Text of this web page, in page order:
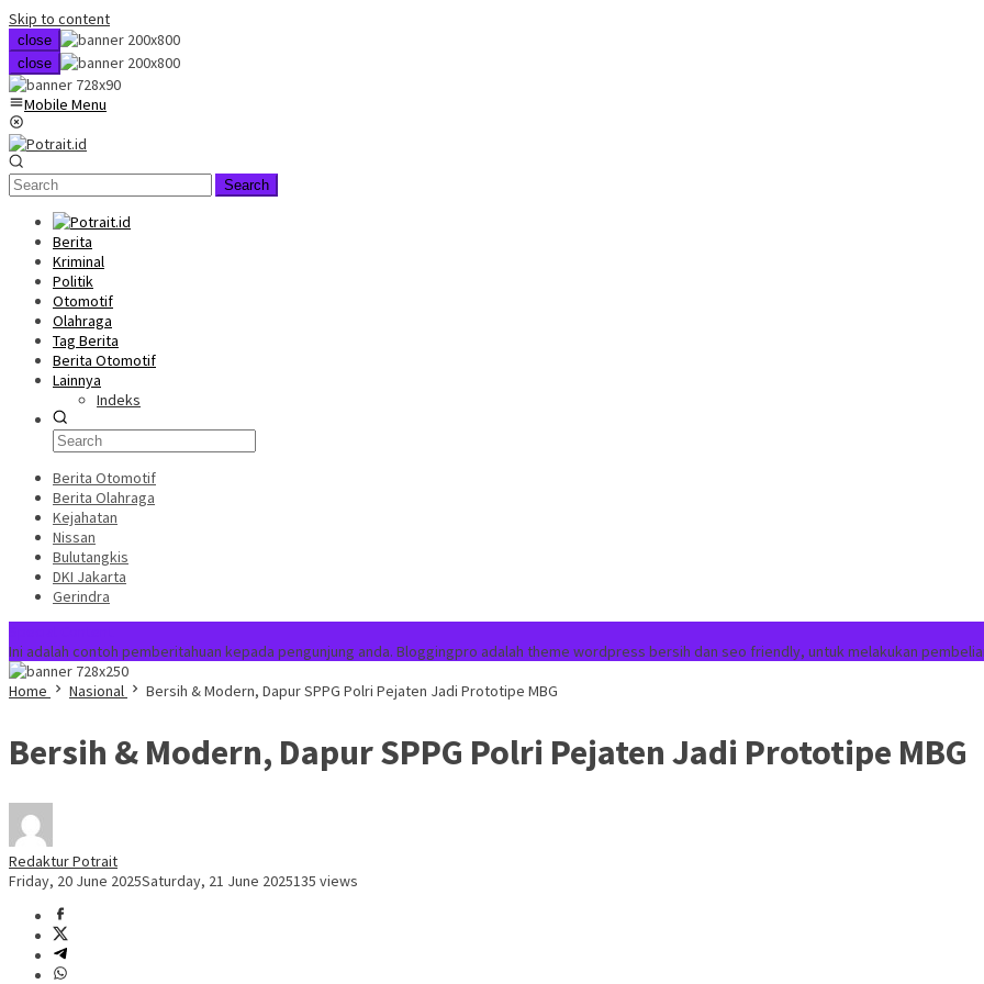
Skip to content
close
close
Mobile Menu
Search
Berita
Kriminal
Politik
Otomotif
Olahraga
Tag Berita
Berita Otomotif
Lainnya
Indeks
Berita Otomotif
Berita Olahraga
Kejahatan
Nissan
Bulutangkis
DKI Jakarta
Gerindra
Ini adalah contoh pemberitahuan kepada pengunjung anda. Bloggingpro adalah theme wordpress bersih dan seo friendly, untuk melakukan
Home
Nasional Bersih & Modern, Dapur SPPG Polri Pejaten Jadi Prototipe MBG
Bersih & Modern, Dapur SPPG Polri Pejaten Jadi Prototipe MBG
Redaktur Potrait
Friday, 20 June 2025Saturday, 21 June 2025135 views